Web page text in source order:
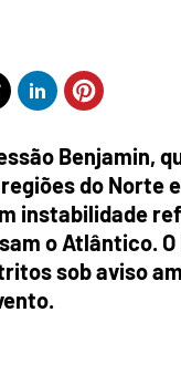
Benjamin,
do Norte
instabilidade
o Atlântico.
sob aviso